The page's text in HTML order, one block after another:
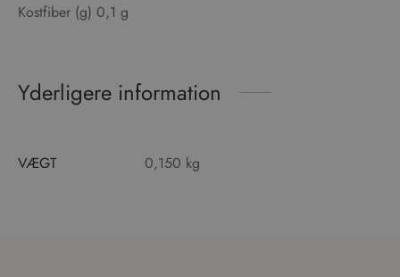
Kostfiber (g) 0,1 g
Yderligere information
VÆGT 0,150 kg